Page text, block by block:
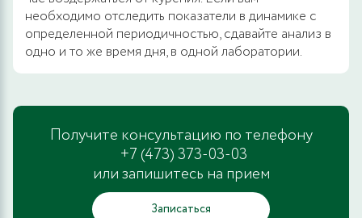
необходимо отследить показатели в динамике с
определенной периодичностью, сдавайте анализ в
одно и то же время дня, в одной лаборатории.
Получите консультацию по телефону
+7 (473) 373-03-03
или запишитесь на прием
Записаться